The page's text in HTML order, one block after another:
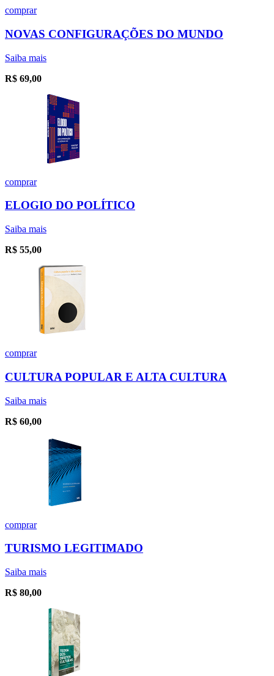
comprar
NOVAS CONFIGURAÇÕES DO MUNDO
Saiba mais
R$ 69,00
comprar
ELOGIO DO POLÍTICO
Saiba mais
R$ 55,00
comprar
CULTURA POPULAR E ALTA CULTURA
Saiba mais
R$ 60,00
comprar
TURISMO LEGITIMADO
Saiba mais
R$ 80,00